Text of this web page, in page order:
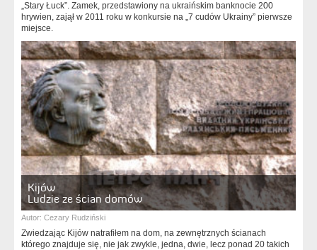
„Stary Łuck”. Zamek, przedstawiony na ukraińskim banknocie 200
hrywien, zajął w 2011 roku w konkursie na „7 cudów Ukrainy” pierwsze
miejsce.
Kijów
Ludzie ze ścian domów
Autor: Cezary Rudziński
Zwiedzając Kijów natrafiłem na dom, na zewnętrznych ścianach
którego znajduje się, nie jak zwykle, jedna, dwie, lecz ponad 20 takich